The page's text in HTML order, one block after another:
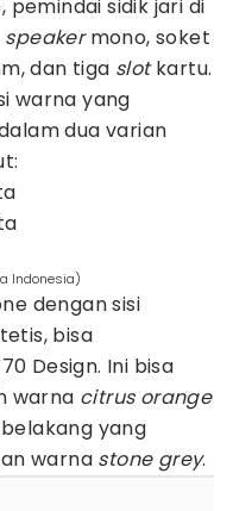
pemindai sidik jari di
speakermono, soket
dan tiga slotkartu.
warna yang
dua varian
Indonesia)
dengan sisi
bisa
Design. Ini bisa
warna citrus orange
belakang yang
warna stone grey.